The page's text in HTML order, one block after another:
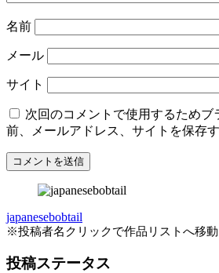
名前
メール
サイト
次回のコメントで使用するためブ
前、メールアドレス、サイトを保存す
japanesebobtail
※投稿者名クリックで作品リストへ移動
投稿ステータス